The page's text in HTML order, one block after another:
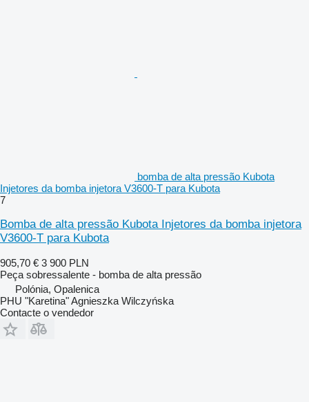
bomba de alta pressão Kubota
Injetores da bomba injetora V3600-T para Kubota
7
Bomba de alta pressão Kubota Injetores da bomba injetora
V3600-T para Kubota
905,70 € 3 900 PLN
Peça sobressalente - bomba de alta pressão
Polónia, Opalenica
PHU "Karetina" Agnieszka Wilczyńska
Contacte o vendedor